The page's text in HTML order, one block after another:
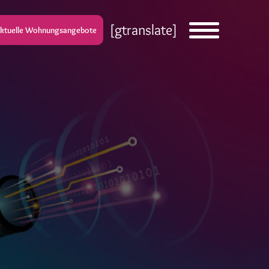
Wohnungsangebote [gtranslate]